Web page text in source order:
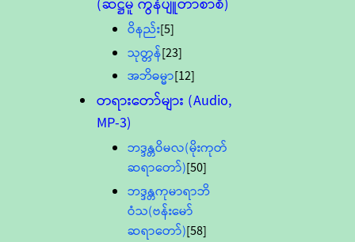
(ဆဋ္ဌမူ ကွန်ပျူတာစာစီ)
ဝိနည်း[5]
သုတ္တန်[23]
အဘိဓမ္မာ[12]
တရားတော်များ (Audio,
MP-3)
ဘဒ္ဒန္တဝိမလ(မိုးကုတ်
ဆရာတော်)[50]
ဘဒ္ဒန္တကုမာရာဘိ
ဝံသ(ဗန်းမော်
ဆရာတော်)[58]